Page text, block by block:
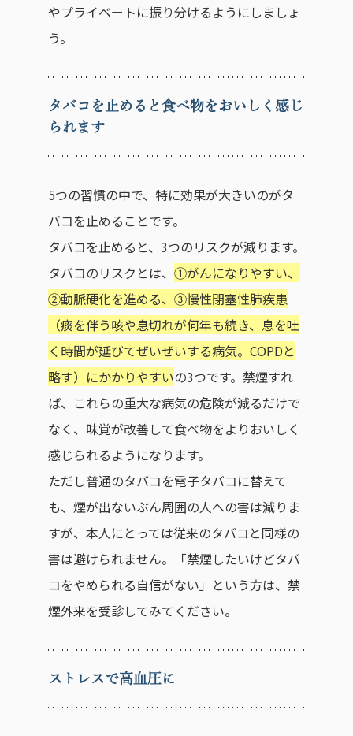
やプライベートに振り分けるようにしましょ
う。
タバコを止めると食べ物をおいしく感じ
られます
5つの習慣の中で、特に効果が大きいのがタ
バコを止めることです。
タバコを止めると、3つのリスクが減ります。
タバコのリスクとは、 ①がんになりやすい、
②動脈硬化を進める、③慢性閉塞性肺疾患
（痰を伴う咳や息切れが何年も続き、息を吐
く時間が延びてぜいぜいする病気。COPDと
略す）にかかりやすいの3つです。禁煙すれ
ば、これらの重大な病気の危険が減るだけで
なく、味覚が改善して食べ物をよりおいしく
感じられるようになります。
ただし普通のタバコを電子タバコに替えて
も、煙が出ないぶん周囲の人への害は減りま
すが、本人にとっては従来のタバコと同様の
害は避けられません。「禁煙したいけどタバ
コをやめられる自信がない」という方は、禁
煙外来を受診してみてください。
ストレスで高血圧に